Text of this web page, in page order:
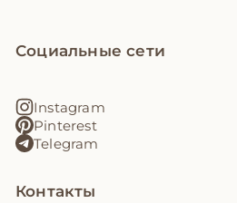
Социальные сети
Instagram
Pinterest
Telegram
Контакты